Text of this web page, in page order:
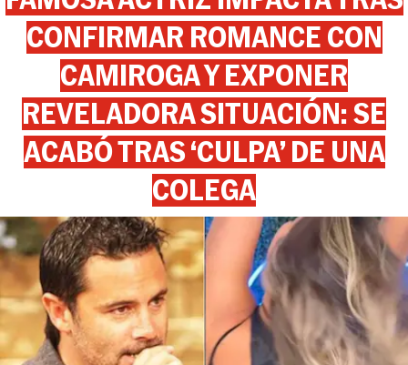
CONFIRMAR ROMANCE CON
CAMIROGA Y EXPONER
REVELADORA SITUACIÓN: SE
ACABÓ TRAS ‘CULPA’ DE UNA
COLEGA